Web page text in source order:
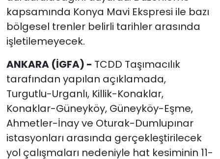
kapsamında Konya Mavi Ekspresi ile bazı
bölgesel trenler belirli tarihler arasında
işletilemeyecek.
ANKARA (İGFA) - TCDD Taşımacılık
tarafından yapılan açıklamada,
Turgutlu-Urganlı, Killik-Konaklar,
Konaklar-Güneyköy, Güneyköy-Eşme,
Ahmetler-İnay ve Oturak-Dumlupınar
istasyonları arasında gerçekleştirilecek
yol çalışmaları nedeniyle hat kesiminin 11-